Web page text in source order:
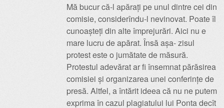
Mă bucur că-l apărați pe unul dintre cei din
comisie, considerîndu-l nevinovat. Poate îl
cunoașteți din alte împrejurări. Aici nu e
mare lucru de apărat. Însă așa- zisul
protest este o jumătate de măsură.
Protestul adevărat ar fi însemnat părăsirea
comisiei și organizarea unei conferințe de
presă. Altfel, a întărit ideea că nu ne putem
exprima în cazul plagiatului lui Ponta decît